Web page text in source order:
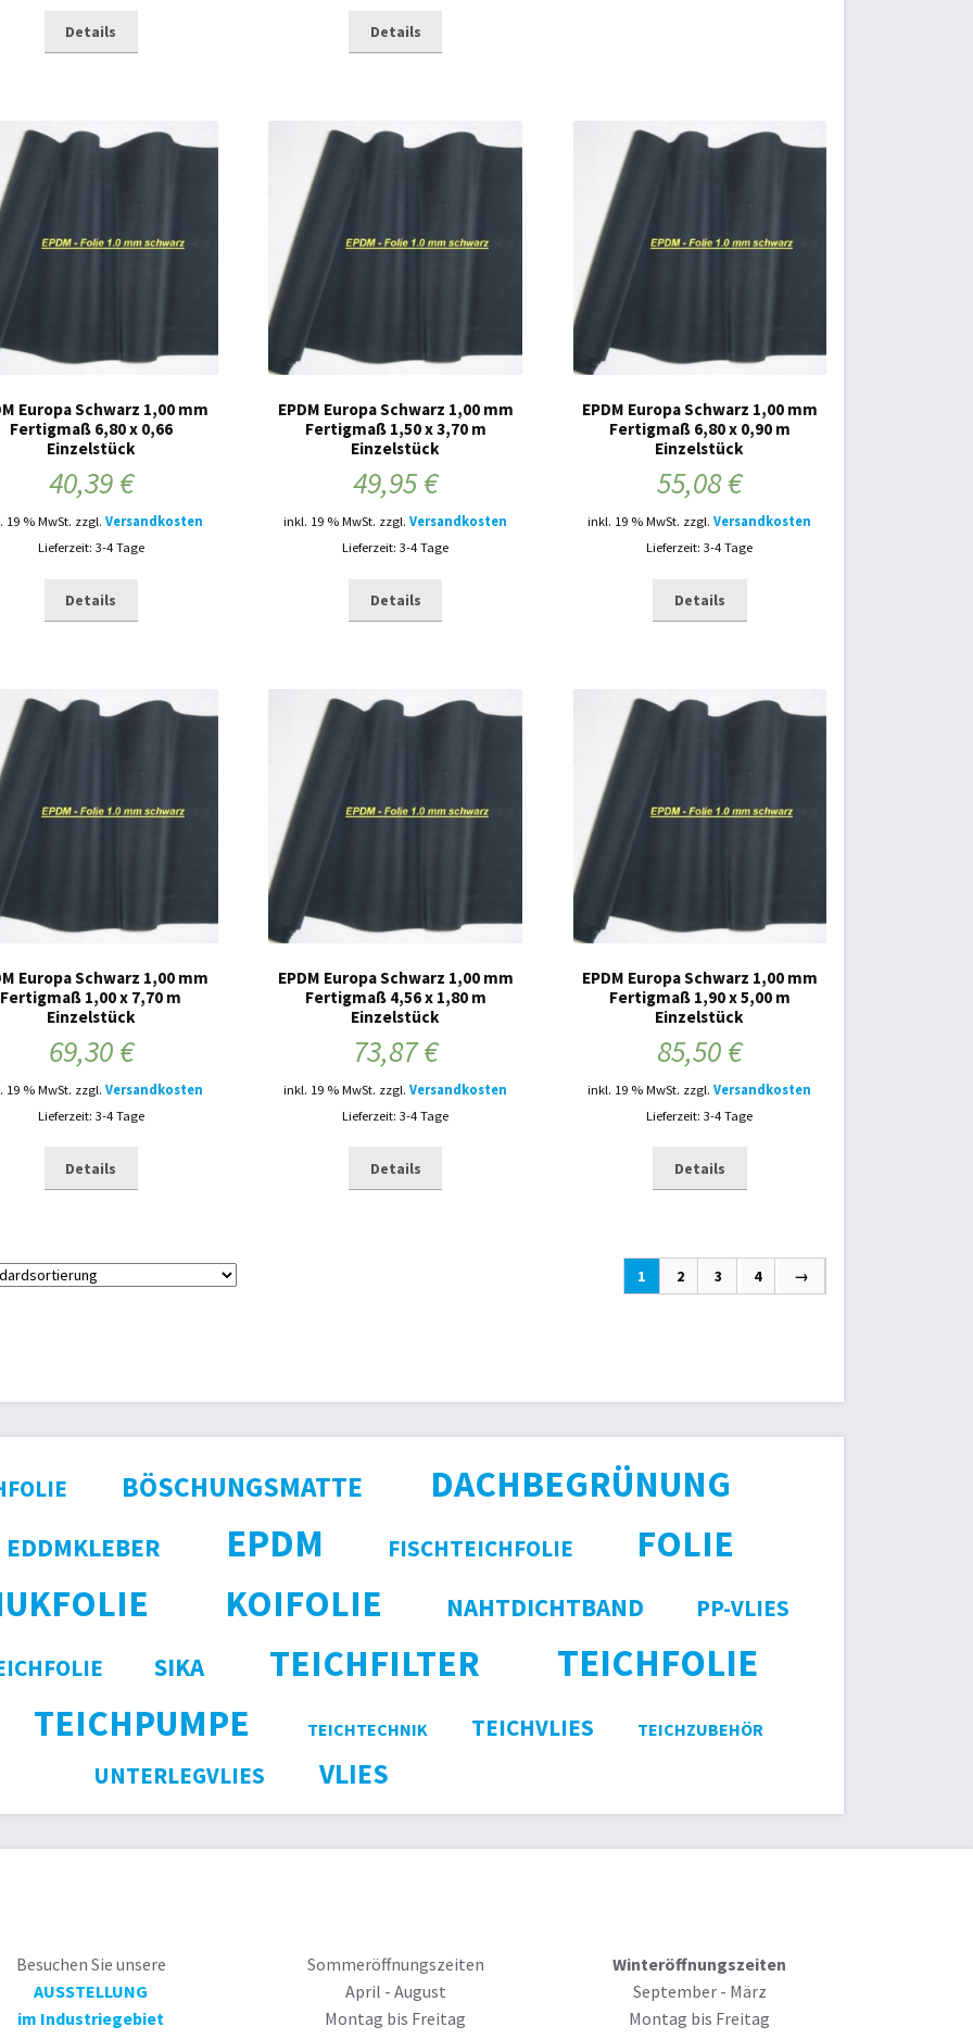
Details Details
Europa Schwarz 1,00 mm
Fertigmaß 6,80 x 0,66
Einzelstück
40,39€
19 % MwSt. zzgl. Versandkosten
Lieferzeit: 3-4 Tage
Details
EPDM Europa Schwarz 1,00 mm
Fertigmaß 1,50 x 3,70 m
Einzelstück
49,95€
inkl. 19 % MwSt. zzgl.Versandkosten
Lieferzeit: 3-4 Tage
Details
EPDM Europa Schwarz 1,00 mm
Fertigmaß 6,80 x 0,90 m
Einzelstück
55,08€
inkl. 19 % MwSt. zzgl.Versandkosten
Lieferzeit: 3-4 Tage
Details
Europa Schwarz 1,00 mm
Fertigmaß 1,00 x 7,70 m
Einzelstück
69,30€
19 % MwSt. zzgl. Versandkosten
Lieferzeit: 3-4 Tage
Details
EPDM Europa Schwarz 1,00 mm
Fertigmaß 4,56 x 1,80 m
Einzelstück
73,87€
inkl. 19 % MwSt. zzgl.Versandkosten
Lieferzeit: 3-4 Tage
Details
EPDM Europa Schwarz 1,00 mm
Fertigmaß 1,90 x 5,00 m
Einzelstück
85,50€
inkl. 19 % MwSt. zzgl.Versandkosten
Lieferzeit: 3-4 Tage
Details
1 2 3 4 →
BÖSCHUNGSMATTE DACHBEGRÜNUNG
EDDMKLEBER EPDM FISCHTEICHFOLIE
FOLIE
KOIFOLIE NAHTDICHTBAND PP-VLIES
SIKA TEICHFILTER TEICHFOLIE
TEICHPUMPE TEICHTECHNIK TEICHVLIES TEICHZUBEHÖR
UNTERLEGVLIES VLIES
Besuchen Sie unsere
AUSSTELLUNG
im Industriegebiet
Sommeröffnungszeiten
April - August
Montag bis Freitag
Winteröffnungszeiten
September - März
Montag bis Freitag